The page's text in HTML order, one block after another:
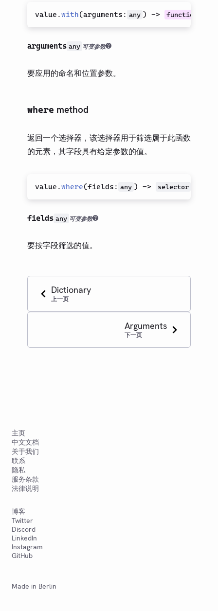
value.with(arguments : any ) -> function
arguments any 可变参数
要应用的命名和位置参数。
where method
返回一个选择器，该选择器用于筛选属于此函数
的元素，其字段具有给定参数的值。
value.where(fields : any ) -> selector
fields any 可变参数
要按字段筛选的值。
Dictionary
上一页
Arguments
下一页
主页
中文文档
关于我们
联系
隐私
服务条款
法律说明
博客
Twitter
Discord
LinkedIn
Instagram
GitHub
Made in Berlin